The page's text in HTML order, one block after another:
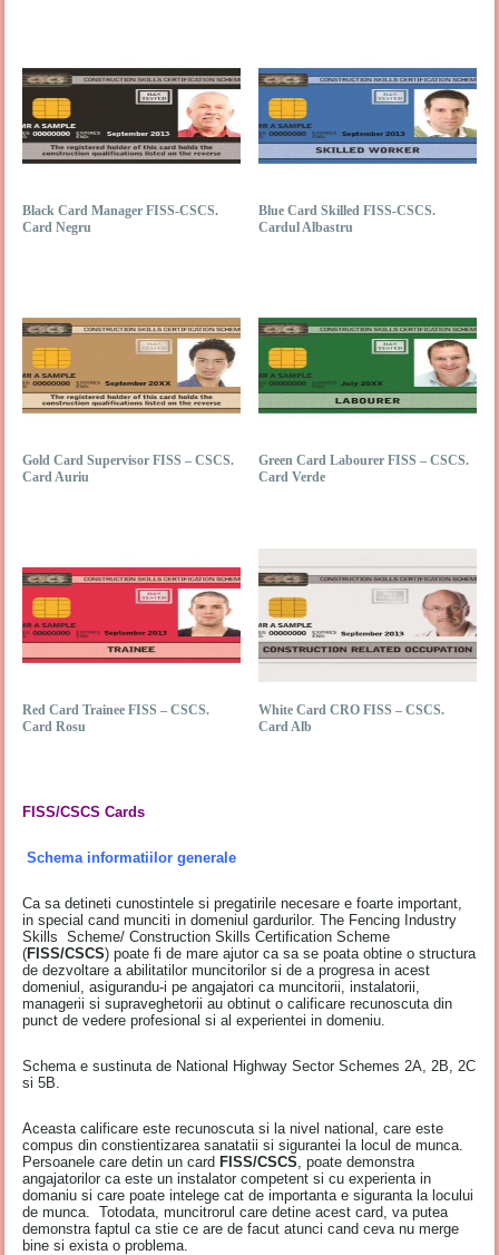
Black Card Manager FISS-CSCS.
Card Negru
Blue Card Skilled FISS-CSCS.
Cardul Albastru
Gold Card Supervisor FISS – CSCS.
Card Auriu
Green Card Labourer FISS – CSCS.
Card Verde
Red Card Trainee FISS – CSCS.
Card Rosu
White Card CRO FISS – CSCS.
Card Alb
FISS/CSCS Cards
Schema informatiilor generale
Ca sa detineti cunostintele si pregatirile necesare e foarte important,
in special cand munciti in domeniul gardurilor. The Fencing Industry
Skills Scheme/ Construction Skills Certification Scheme
(FISS/CSCS) poate fi de mare ajutor ca sa se poata obtine o structura
de dezvoltare a abilitatilor muncitorilor si de a progresa in acest
domeniul, asigurandu-i pe angajatori ca muncitorii, instalatorii,
managerii si supraveghetorii au obtinut o calificare recunoscuta din
punct de vedere profesional si al experientei in domeniu.
Schema e sustinuta de National Highway Sector Schemes 2A, 2B, 2C
si 5B.
Aceasta calificare este recunoscuta si la nivel national, care este
compus din constientizarea sanatatii si sigurantei la locul de munca.
Persoanele care detin un cardFISS/CSCS , poate demonstra
angajatorilor ca este un instalator competent si cu experienta in
domaniu si care poate intelege cat de importanta e siguranta la locului
de munca. Totodata, muncitrorul care detine acest card, va putea
demonstra faptul ca stie ce are de facut atunci cand ceva nu merge
bine si exista o problema.